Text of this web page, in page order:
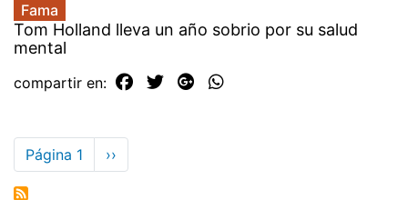
Fama
Tom Holland lleva un año sobrio por su salud
mental
compartir en:
Paginación
Página 1
Siguiente
página
››